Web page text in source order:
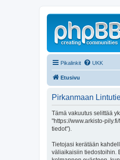
Pikalinkit UKK
Etusivu
Pirkanmaan
Tämä vakuutus selittää
"https://www.arkisto-
tiedot").
Tietojasi kerätään
väliaikaisiin tiedostoihin.